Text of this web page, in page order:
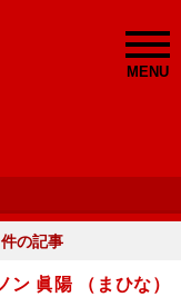
MENU
件の記事
ン 眞陽 （まひな）